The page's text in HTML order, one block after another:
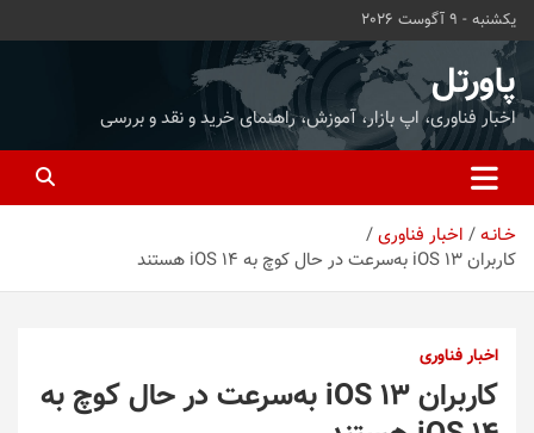
محتوا
بروید
یکشنبه - 9 آگوست 2026
پاورتل
اخبار فناوری، اپ بازار، آموزش، راهنمای خرید و نقد و بررسی
خـانـه
اخبار فناوری
کاربران iOS 13 به‌سرعت در حال کوچ به iOS 14 هستند
اخبار فناوری
کاربران iOS 13 به‌سرعت در حال کوچ به